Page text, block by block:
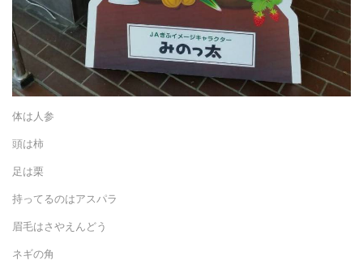
体は人参
頭は柿
足は栗
持ってるのはアスパラ
眉毛はさやえんどう
ネギの角